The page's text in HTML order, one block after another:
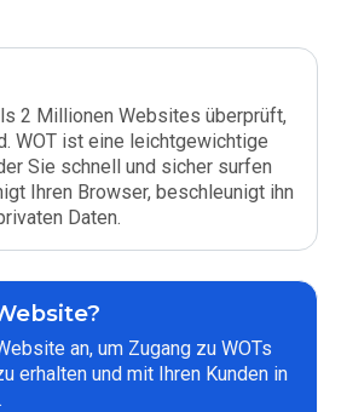
2 Millionen Websites überprüft,
WOT ist eine leichtgewichtige
Sie schnell und sicher surfen
Ihren Browser, beschleunigt ihn
Daten.
an, um Zugang zu WOTs
erhalten und mit Ihren Kunden in